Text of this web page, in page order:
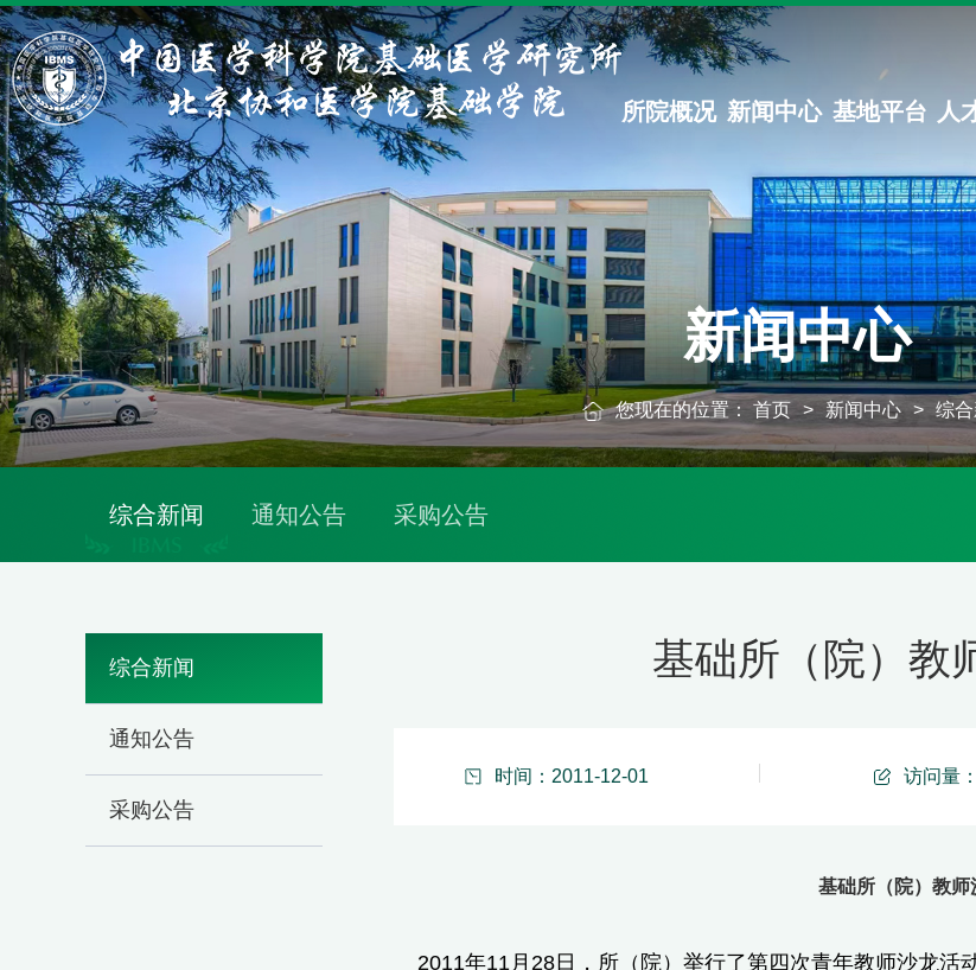
所院概况 新闻中心 基地平台 人
新闻中心
您现在的位置： 首页 > 新闻中心 > 综
综合新闻 通知公告 采购公告
综合新闻
通知公告
采购公告
基础所（院）教
时间：2011-12-01 访问量：
基础所（院）教师
2011年11月28日，所（院）举行了第四次青年教师沙龙活